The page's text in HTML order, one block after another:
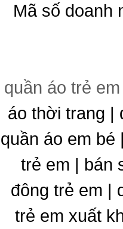
Mã số doanh
quần áo trẻ em
áo thời trang |
quần áo em bé
trẻ em | bán
đông trẻ em |
trẻ em xuất